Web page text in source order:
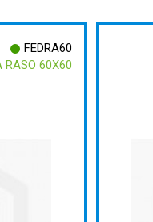
FEDRA60
RASO 60X60